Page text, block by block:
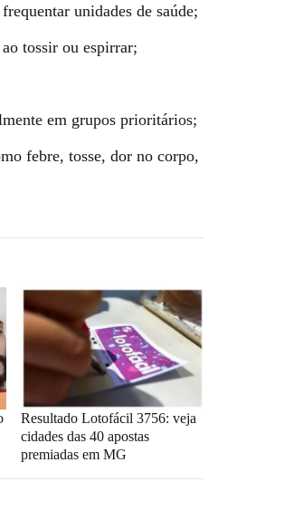
unidades de saúde;
tossir ou espirrar;
em grupos prioritários;
febre, tosse, dor no corpo,
Resultado Lotofácil 3756: veja
cidades das 40 apostas
premiadas em MG